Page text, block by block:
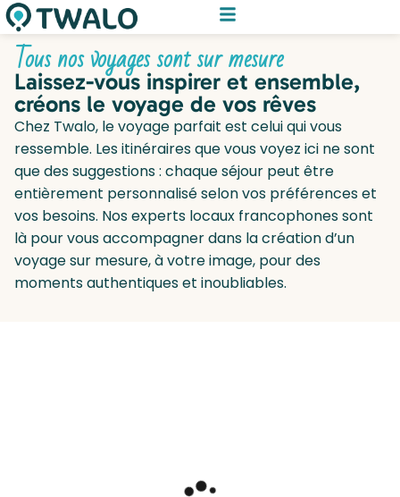
Tous nos voyages sont sur mesure
Laissez-vous inspirer et ensemble,
créons le voyage de vos rêves
Chez Twalo, le voyage parfait est celui qui vous
ressemble. Les itinéraires que vous voyez ici ne sont
que des suggestions : chaque séjour peut être
entièrement personnalisé selon vos préférences et
vos besoins. Nos experts locaux francophones sont
là pour vous accompagner dans la création d’un
voyage sur mesure, à votre image, pour des
moments authentiques et inoubliables.